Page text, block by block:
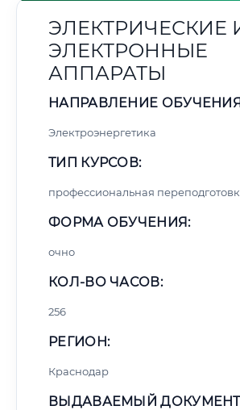
ЭЛЕКТРИЧЕСКИЕ
ЭЛЕКТРОННЫЕ
АППАРАТЫ
НАПРАВЛЕНИЕ
Электроэнергетика
ТИП КУРСОВ:
профессиональная
ФОРМА ОБУЧЕНИЯ:
очно
КОЛ-ВО ЧАСОВ:
256
РЕГИОН:
Краснодар
ВЫДАВАЕМЫЙ